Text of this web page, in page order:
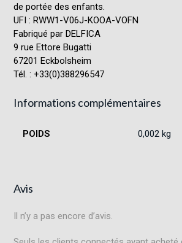
de portée des enfants.
UFI : RWW1-V06J-KOOA-VOFN
Fabriqué par DELFICA
9 rue Ettore Bugatti
67201 Eckbolsheim
Tél. : +33(0)388296547
Informations complémentaires
POIDS 0,002 kg
Avis
Il n’y a pas encore d’avis.